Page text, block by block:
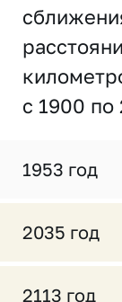
с 1900 по
1953 год
2035 год
2113 год